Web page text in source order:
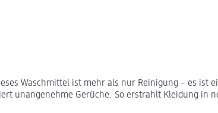
Waschmittel ist mehr als nur Reinigung – es ist
unangenehme Gerüche. So erstrahlt Kleidung in